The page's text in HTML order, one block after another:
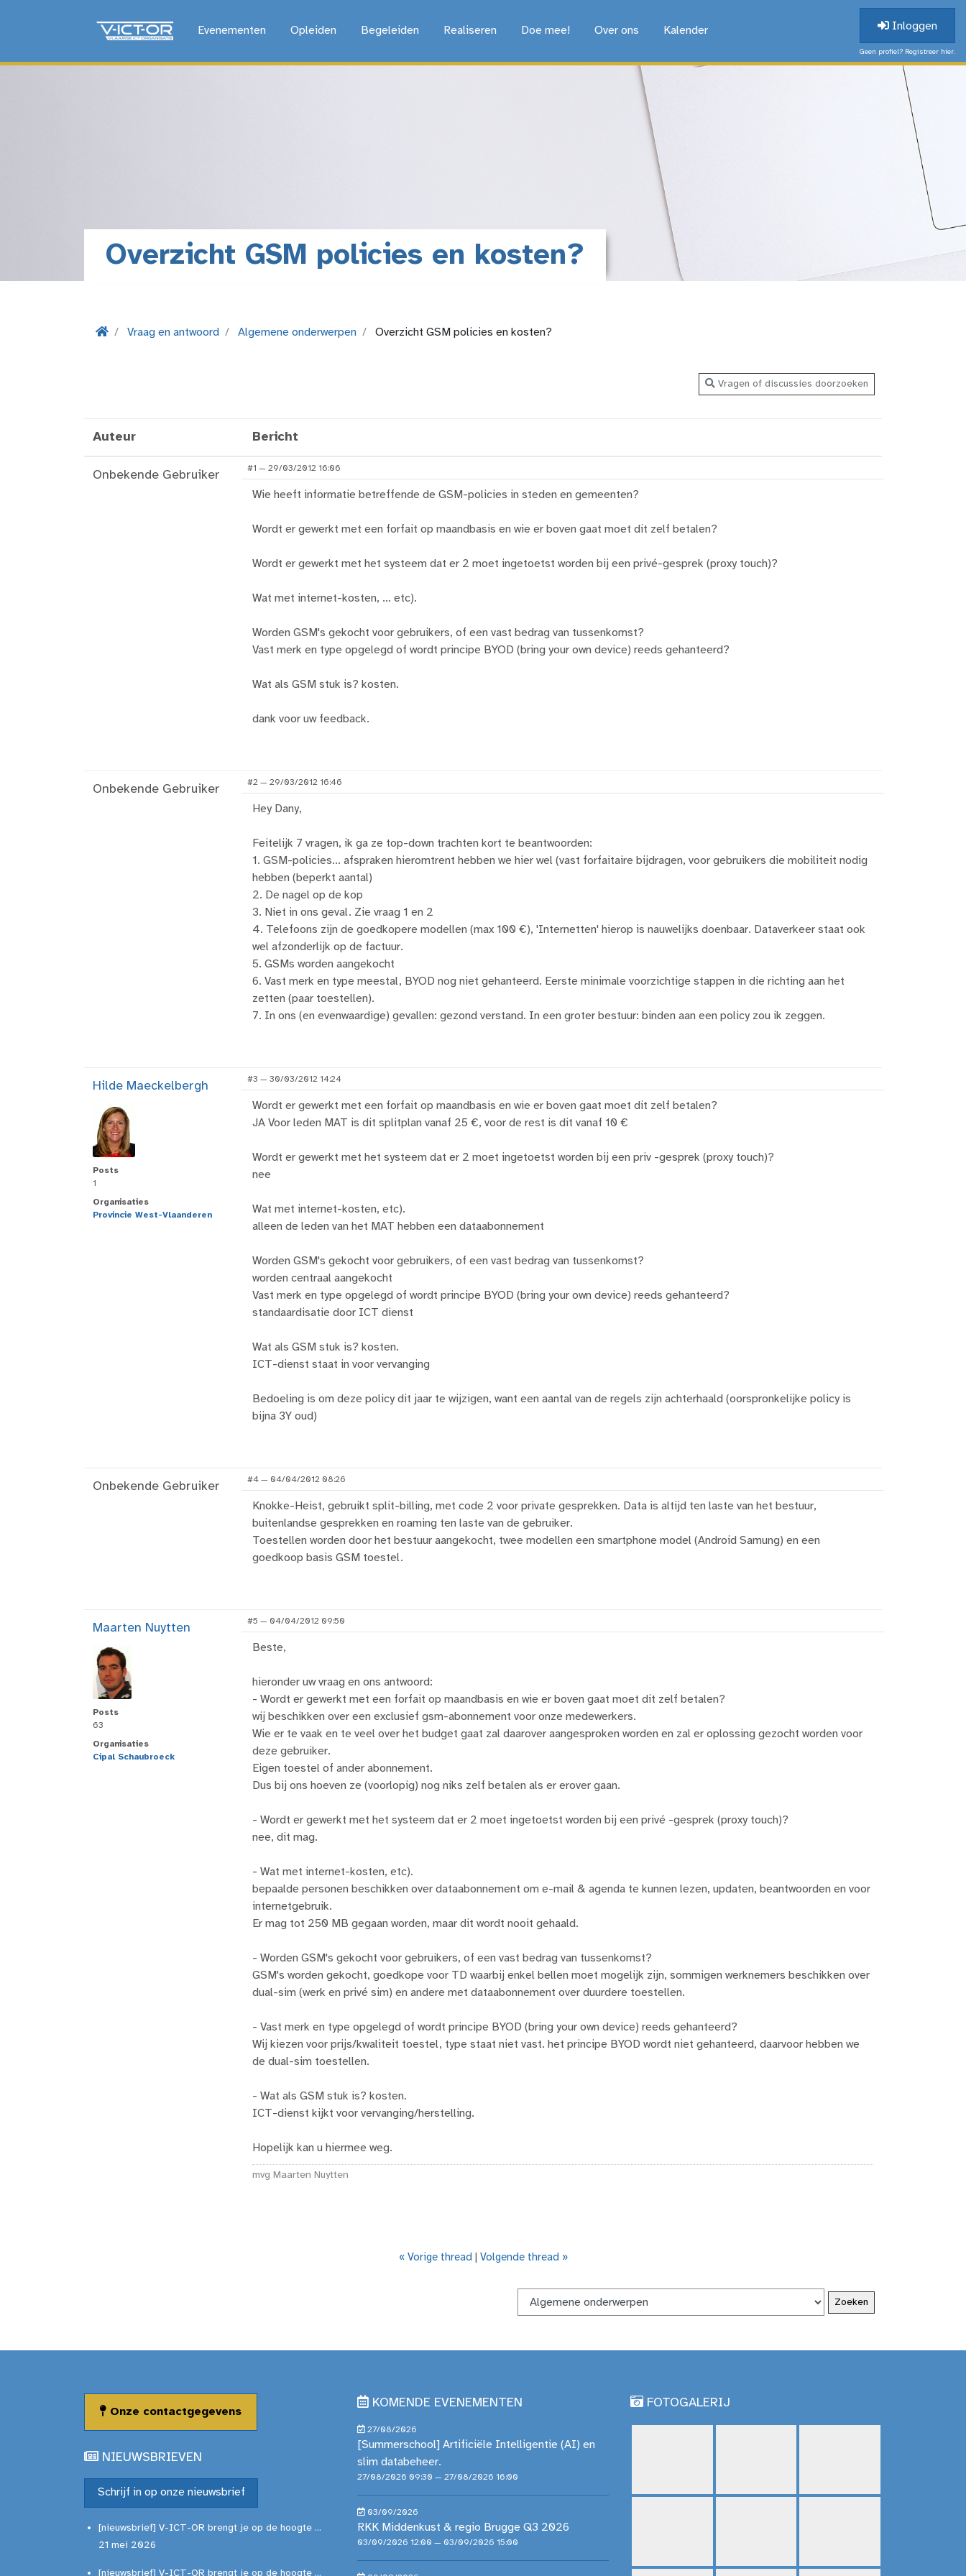
Evenementen Opleiden Begeleiden Realiseren Doe mee! Over ons Kalender Inloggen
Geen profiel? Registreer hier.
Overzicht GSM policies en kosten?
Vraag en antwoord Algemene onderwerpen Overzicht GSM policies en kosten?
Vragen of discussies doorzoeken
Auteur Bericht
Onbekende Gebruiker
#1 — 29/03/2012 16:06
Wie heeft informatie betreffende de GSM-policies in steden en gemeenten?
Wordt er gewerkt met een forfait op maandbasis en wie er boven gaat moet dit zelf betalen?
Wordt er gewerkt met het systeem dat er 2 moet ingetoetst worden bij een privé-gesprek (proxy touch)?
Wat met internet-kosten, … etc).
Worden GSM's gekocht voor gebruikers, of een vast bedrag van tussenkomst?
Vast merk en type opgelegd of wordt principe BYOD (bring your own device) reeds gehanteerd?
Wat als GSM stuk is? kosten.
dank voor uw feedback.
Onbekende Gebruiker
#2 — 29/03/2012 16:46
Hey Dany,
Feitelijk 7 vragen, ik ga ze top-down trachten kort te beantwoorden:
1. GSM-policies... afspraken hieromtrent hebben we hier wel (vast forfaitaire bijdragen, voor gebruikers die mobiliteit nodig
hebben (beperkt aantal)
2. De nagel op de kop
3. Niet in ons geval. Zie vraag 1 en 2
4. Telefoons zijn de goedkopere modellen (max 100 €), 'Internetten' hierop is nauwelijks doenbaar. Dataverkeer staat ook
wel afzonderlijk op de factuur.
5. GSMs worden aangekocht
6. Vast merk en type meestal, BYOD nog niet gehanteerd. Eerste minimale voorzichtige stappen in die richting aan het
zetten (paar toestellen).
7. In ons (en evenwaardige) gevallen: gezond verstand. In een groter bestuur: binden aan een policy zou ik zeggen.
Hilde Maeckelbergh
Posts
1
Organisaties
Provincie West-Vlaanderen
#3 — 30/03/2012 14:24
Wordt er gewerkt met een forfait op maandbasis en wie er boven gaat moet dit zelf betalen?
JA Voor leden MAT is dit splitplan vanaf 25 €, voor de rest is dit vanaf 10 €
Wordt er gewerkt met het systeem dat er 2 moet ingetoetst worden bij een priv -gesprek (proxy touch)?
nee
Wat met internet-kosten, etc).
alleen de leden van het MAT hebben een dataabonnement
Worden GSM's gekocht voor gebruikers, of een vast bedrag van tussenkomst?
worden centraal aangekocht
Vast merk en type opgelegd of wordt principe BYOD (bring your own device) reeds gehanteerd?
standaardisatie door ICT dienst
Wat als GSM stuk is? kosten.
ICT-dienst staat in voor vervanging
Bedoeling is om deze policy dit jaar te wijzigen, want een aantal van de regels zijn achterhaald (oorspronkelijke policy is
bijna 3Y oud)
Onbekende Gebruiker
#4 — 04/04/2012 08:26
Knokke-Heist, gebruikt split-billing, met code 2 voor private gesprekken. Data is altijd ten laste van het bestuur,
buitenlandse gesprekken en roaming ten laste van de gebruiker.
Toestellen worden door het bestuur aangekocht, twee modellen een smartphone model (Android Samung) en een
goedkoop basis GSM toestel.
Maarten Nuytten
Posts
63
Organisaties
Cipal Schaubroeck
#5 — 04/04/2012 09:50
Beste,
hieronder uw vraag en ons antwoord:
- Wordt er gewerkt met een forfait op maandbasis en wie er boven gaat moet dit zelf betalen?
wij beschikken over een exclusief gsm-abonnement voor onze medewerkers.
Wie er te vaak en te veel over het budget gaat zal daarover aangesproken worden en zal er oplossing gezocht worden voor
deze gebruiker.
Eigen toestel of ander abonnement.
Dus bij ons hoeven ze (voorlopig) nog niks zelf betalen als er erover gaan.
- Wordt er gewerkt met het systeem dat er 2 moet ingetoetst worden bij een privé -gesprek (proxy touch)?
nee, dit mag.
- Wat met internet-kosten, etc).
bepaalde personen beschikken over dataabonnement om e-mail & agenda te kunnen lezen, updaten, beantwoorden en voor
internetgebruik.
Er mag tot 250 MB gegaan worden, maar dit wordt nooit gehaald.
- Worden GSM's gekocht voor gebruikers, of een vast bedrag van tussenkomst?
GSM's worden gekocht, goedkope voor TD waarbij enkel bellen moet mogelijk zijn, sommigen werknemers beschikken over
dual-sim (werk en privé sim) en andere met dataabonnement over duurdere toestellen.
- Vast merk en type opgelegd of wordt principe BYOD (bring your own device) reeds gehanteerd?
Wij kiezen voor prijs/kwaliteit toestel, type staat niet vast. het principe BYOD wordt niet gehanteerd, daarvoor hebben we
de dual-sim toestellen.
- Wat als GSM stuk is? kosten.
ICT-dienst kijkt voor vervanging/herstelling.
Hopelijk kan u hiermee weg.
mvg Maarten Nuytten
« Vorige thread| Volgende thread »
Onze contactgegevens
NIEUWSBRIEVEN
Schrijf in op onze nieuwsbrief
[nieuwsbrief] V-ICT-OR brengt je op de hoogte ...
21 mei 2026
[nieuwsbrief] V-ICT-OR brengt je op de hoogte ...
KOMENDE EVENEMENTEN
27/08/2026
[Summerschool] Artificiële Intelligentie (AI) en
slim databeheer.
27/08/2026 09:30 — 27/08/2026 16:00
03/09/2026
RKK Middenkust & regio Brugge Q3 2026
03/09/2026 12:00 — 03/09/2026 15:00
FOTOGALERIJ